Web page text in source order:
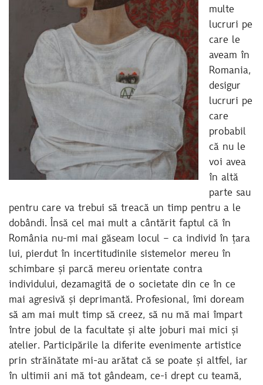
multe
lucruri pe
care le
aveam în
Romania,
desigur
lucruri pe
care
probabil
că nu le
voi avea
în altă
parte sau
pentru care va trebui să treacă un timp pentru a le
dobândi. Însă cel mai mult a cântărit faptul că în
România nu-mi mai găseam locul – ca individ în țara
lui, pierdut în incertitudinile sistemelor mereu în
schimbare și parcă mereu orientate contra
individului, dezamagită de o societate din ce în ce
mai agresivă și deprimantă. Profesional, îmi doream
să am mai mult timp să creez, să nu mă mai împart
între jobul de la facultate și alte joburi mai mici și
atelier. Participările la diferite evenimente artistice
prin străinătate mi-au arătat că se poate și altfel, iar
în ultimii ani mă tot gândeam, ce-i drept cu teamă,